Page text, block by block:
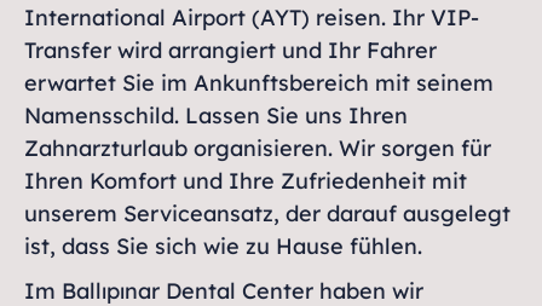
International Airport (AYT) reisen. Ihr VIP-
Transfer wird arrangiert und Ihr Fahrer
erwartet Sie im Ankunftsbereich mit seinem
Namensschild. Lassen Sie uns Ihren
Zahnarzturlaub organisieren. Wir sorgen für
Ihren Komfort und Ihre Zufriedenheit mit
unserem Serviceansatz, der darauf ausgelegt
ist, dass Sie sich wie zu Hause fühlen.
Im Ballıpınar Dental Center haben wir